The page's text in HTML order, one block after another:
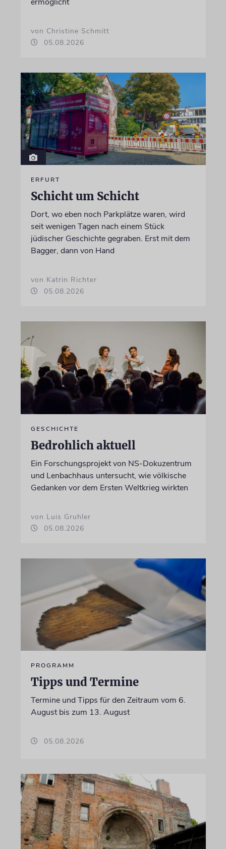
von Christine Schmitt
05.08.2026
ERFURT
Schicht um Schicht
Dort, wo eben noch Parkplätze waren, wird
seit wenigen Tagen nach einem Stück
jüdischer Geschichte gegraben. Erst mit dem
Bagger, dann von Hand
von Katrin Richter
05.08.2026
GESCHICHTE
Bedrohlich aktuell
Ein Forschungsprojekt von NS-Dokuzentrum
und Lenbachhaus untersucht, wie völkische
Gedanken vor dem Ersten Weltkrieg wirkten
von Luis Gruhler
05.08.2026
PROGRAMM
Tipps und Termine
Termine und Tipps für den Zeitraum vom 6.
August bis zum 13. August
05.08.2026